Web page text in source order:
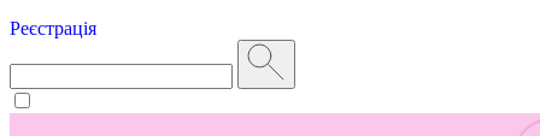
Реєстрація